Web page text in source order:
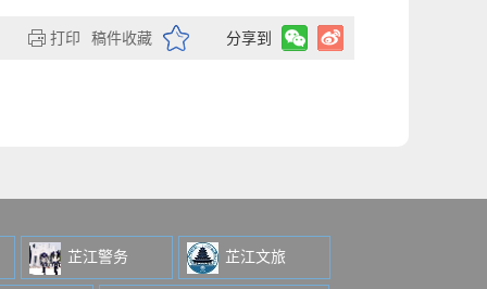
稿件收藏 分享到
打印
芷江警务 芷江文旅